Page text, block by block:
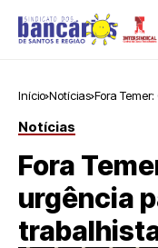
Início Notícias Fora
Notícias
Fora
urgência